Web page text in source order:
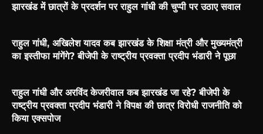
झारखंड में छात्रों के प्रदर्शन पर राहुल गांधी की चुप्पी पर उठाए सवाल
राहुल गांधी, अखिलेश यादव कब झारखंड के शिक्षा मंत्री और मुख्यमंत्री
का इस्तीफा मांगेंगे? बीजेपी के राष्ट्रीय प्रवक्ता प्रदीप भंडारी ने पूछा
राहुल गांधी और अरविंद केजरीवाल कब झारखंड जा रहे? बीजेपी के
राष्ट्रीय प्रवक्ता प्रदीप भंडारी ने विपक्ष की छात्र विरोधी राजनीति को
किया एक्सपोज